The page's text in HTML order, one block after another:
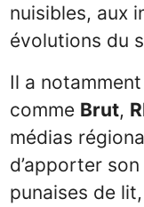
nuisibles, aux
évolutions du
Il a
comme Brut,
médias
d’apporter
punaises de